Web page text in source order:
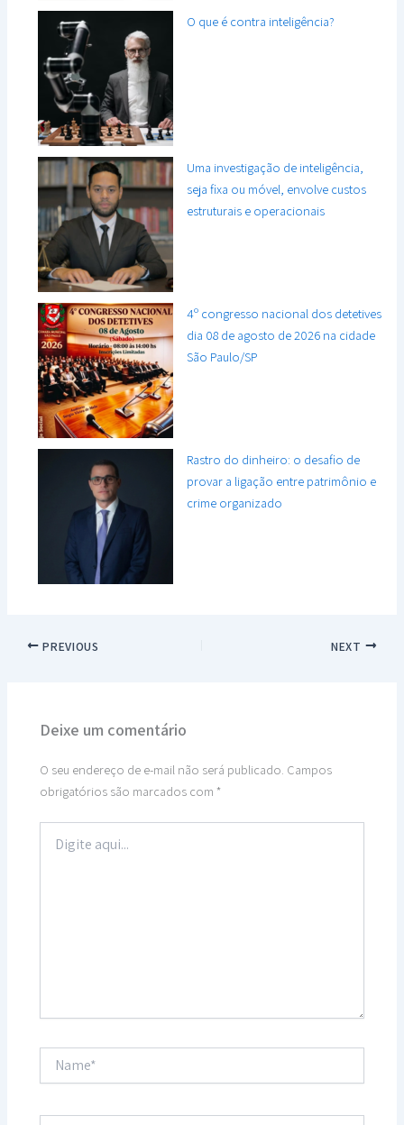
O que é contra inteligência?
Uma investigação de inteligência,
seja fixa ou móvel, envolve custos
estruturais e operacionais
4º congresso nacional dos detetives
dia 08 de agosto de 2026 na cidade
São Paulo/SP
Rastro do dinheiro: o desafio de
provar a ligação entre patrimônio e
crime organizado
PREVIOUS NEXT
Deixe um comentário
O seu endereço de e-mail não será publicado. Campos
obrigatórios são marcados com*
aqui...